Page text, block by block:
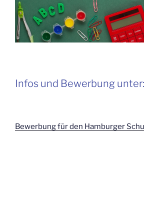
Infos und Bewerbung unter:
Bewerbung für den Hamburger